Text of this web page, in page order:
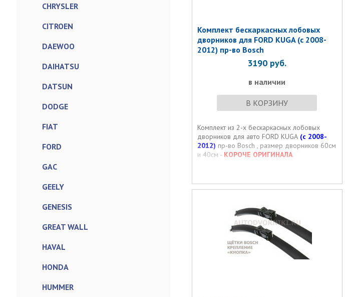
CHRYSLER
CITROEN
DAEWOO
DAIHATSU
DATSUN
DODGE
FIAT
FORD
GAC
GEELY
GENESIS
GREAT WALL
HAVAL
HONDA
HUMMER
Комплект бескаркасных лобовых
дворников для FORD KUGA (c 2008-
2012) пр-во Bosch
3190 руб.
в наличии
В КОРЗИНУ
Комплект из 2-х бескаркасных лобовых
дворников для авто FORD KUGA (c 2008-
2012) пр-во Bosch , размер дворников 60см
и 40см - КОРОЧЕ ОРИГИНАЛА.